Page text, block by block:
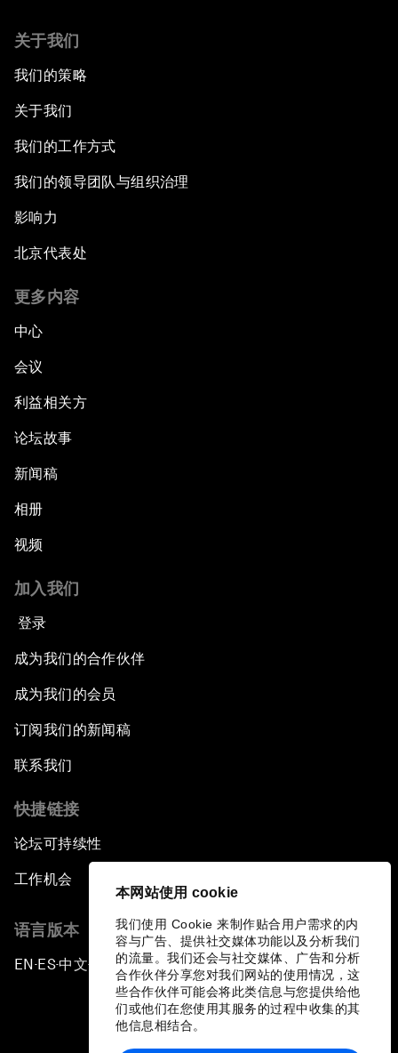
本网站使用 cookie
我们使用 Cookie 来制作贴合用户需求的内
容与广告、提供社交媒体功能以及分析我们
的流量。我们还会与社交媒体、广告和分析
合作伙伴分享您对我们网站的使用情况，这
些合作伙伴可能会将此类信息与您提供给他
们或他们在您使用其服务的过程中收集的其
他信息相结合。
关于我们
我们的策略
关于我们
我们的工作方式
我们的领导团队与组织治理
影响力
北京代表处
更多内容
中心
会议
利益相关方
论坛故事
新闻稿
相册
视频
加入我们
登录
成为我们的合作伙伴
成为我们的会员
订阅我们的新闻稿
联系我们
快捷链接
论坛可持续性
工作机会
语言版本
EN ▪ES▪中文▪ 日本語